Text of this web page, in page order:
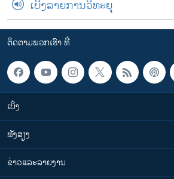
ເບິ່ງລາຍການວິທະຍຸ
ຕິດຕາມພວກເຮົາ ທີ່
ເບິ່ງ
ຟັງສຽງ
ຂ່າວແລະລາຍງານ